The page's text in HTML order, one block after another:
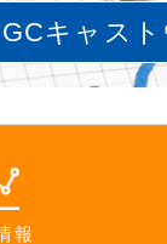
キャス
報